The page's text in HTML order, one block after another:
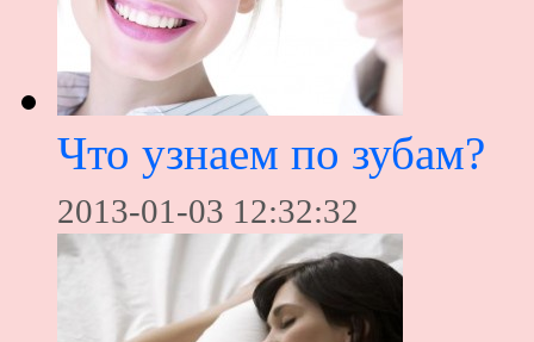
Что узнаем по зубам?
2013-01-03 12:32:32